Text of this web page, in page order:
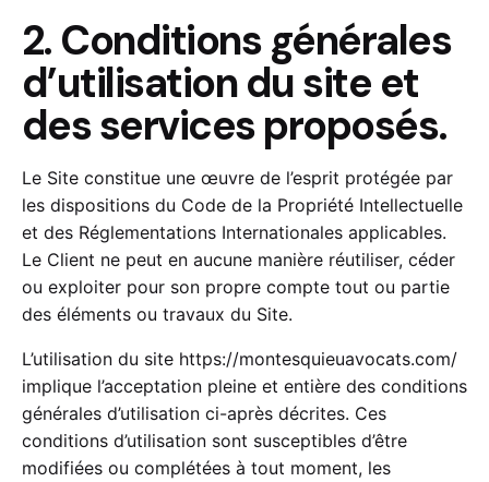
2. Conditions générales
d’utilisation du site et
des services proposés.
Le Site constitue une œuvre de l’esprit protégée par
les dispositions du Code de la Propriété Intellectuelle
et des Réglementations Internationales applicables.
Le Client ne peut en aucune manière réutiliser, céder
ou exploiter pour son propre compte tout ou partie
des éléments ou travaux du Site.
L’utilisation du site https://montesquieuavocats.com/
implique l’acceptation pleine et entière des conditions
générales d’utilisation ci-après décrites. Ces
conditions d’utilisation sont susceptibles d’être
modifiées ou complétées à tout moment, les